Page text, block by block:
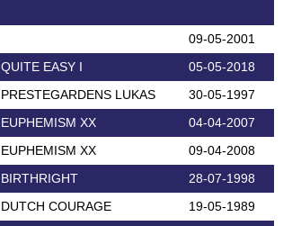
09-05-2001
QUITE EASY I
05-05-2018
PRESTEGARDENS LUKAS
30-05-1997
EUPHEMISM XX
04-04-2007
EUPHEMISM XX
09-04-2008
BIRTHRIGHT
28-07-1998
DUTCH COURAGE
19-05-1989